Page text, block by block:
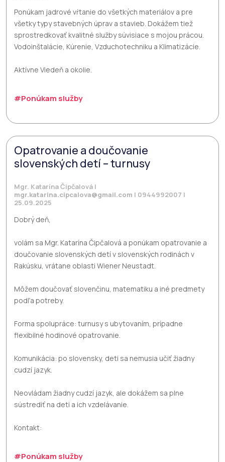
Ponúkam jadrové vŕtanie do všetkých materiálov a pre
všetky typy stavebných úprav a stavieb. Dokážem tiež
sprostredkovať kvalitné služby súvisiace s mojou prácou.
Vodoinštalácie, Kúrenie, Vzduchotechniku a Klimatizácie.
Aktívne Viedeň a okolie.
#Ponúkam služby
Opatrovanie a doučovanie
slovenských detí – turnusy
Mgr. Katarína Čipčalová |
mgr.katarina.cipcalova@gmail.com | 0944992007 |
25.09.2025
Dobrý deň,
volám sa Mgr. Katarína Čipčalová a ponúkam opatrovanie a
doučovanie slovenských detí v slovenských rodinách v
Rakúsku, vrátane oblasti Wiener Neustadt.
Môžem doučovať slovenčinu, matematiku a iné predmety
podľa potreby.
Forma spolupráce: turnusy s ubytovaním, prípadne
flexibilné hodinové opatrovanie.
Komunikácia: po slovensky, deti sa nemusia učiť žiadny
cudzí jazyk.
Neovládam žiadny cudzí jazyk, ale dokážem sa plne
sústrediť na deti a ich vzdelávanie.
Kontakt:
#Ponúkam služby